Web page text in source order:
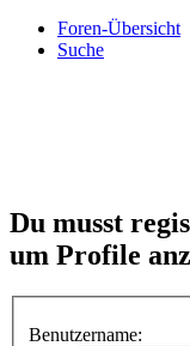
Foren-Übersicht
Suche
Du musst
um Profile
Benutzername: